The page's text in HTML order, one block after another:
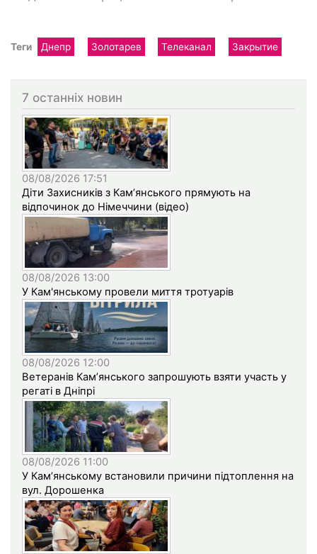
Теги Днепр Золотарев Телеканал Закрытие
7 останніх новин
08/08/2026 17:51
Діти Захисників з Кам’янського прямують на
відпочинок до Німеччини (відео)
08/08/2026 13:00
У Кам'янському провели миття тротуарів
08/08/2026 12:00
Ветеранів Кам’янського запрошують взяти участь у
регаті в Дніпрі
08/08/2026 11:00
У Кам’янському встановили причини підтоплення на
вул. Дорошенка